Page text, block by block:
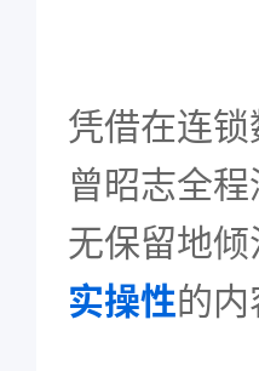
凭借在连
曾昭志全
无保留地
实操性的